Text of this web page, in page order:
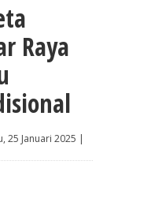
Raya
25 Januari 2025 |